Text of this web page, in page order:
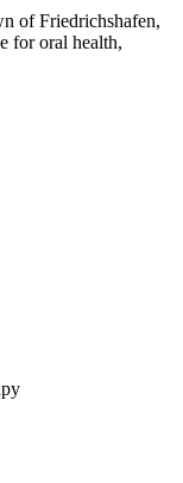
of Friedrichshafen,
for oral health,